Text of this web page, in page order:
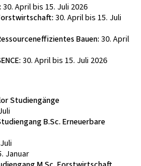
30. April bis 15. Juli 2026
30. April bis 15. Juli
Bauen: 30. April
30. April bis 15. Juli 2026
Studiengänge
B.Sc. Erneuerbare
Januar